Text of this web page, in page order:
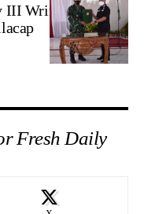
III Wringinharjo
Fresh Daily